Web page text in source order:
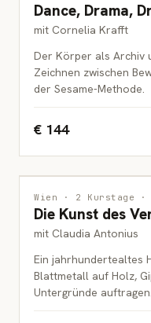
ERWACHSENE
Dance, Drama,
mit Cornelia Krafft
Der Körper als Archiv
Zeichnen zwischen
der Sesame-Methode.
€ 144
INTERDISZIPLINÄR
ERWACHSENE
Wien · 2 Kurstage ·
Die Kunst des
mit Claudia Antonius
Ein jahrhundertealtes
Blattmetall auf Holz,
Untergründe auftragen.